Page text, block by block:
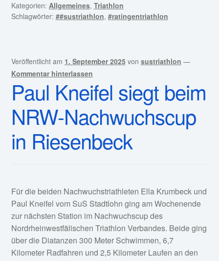
Kategorien: Allgemeines, Triathlon
Schlagwörter: ##sustriathlon, #ratingentriathlon
Veröffentlicht am 1. September 2025 von sustriathlon —
Kommentar hinterlassen
Paul Kneifel siegt beim
NRW-Nachwuchscup
in Riesenbeck
Für die beiden Nachwuchstriathleten Ella Krumbeck und
Paul Kneifel vom SuS Stadtlohn ging am Wochenende
zur nächsten Station im Nachwuchscup des
Nordrheinwestfälischen Triathlon Verbandes. Beide ging
über die Diatanzen 300 Meter Schwimmen, 6,7
Kilometer Radfahren und 2,5 Kilometer Laufen an den